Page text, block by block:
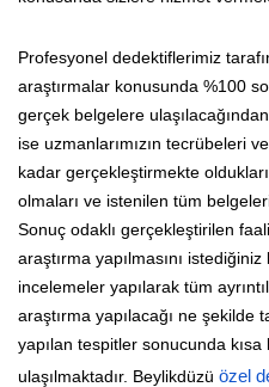
Profesyonel dedektiflerimiz
araştırmalar konusunda %100
gerçek belgelere
ise uzmanlarımızın tecrübeleri
kadar gerçekleştirmekte
olmaları ve istenilen tüm
Sonuç odaklı gerçekleştirilen
araştırma yapılmasını
incelemeler yapılarak tüm
araştırma yapılacağı ne
yapılan tespitler sonucunda
ulaşılmaktadır. Beylikdüzü özel